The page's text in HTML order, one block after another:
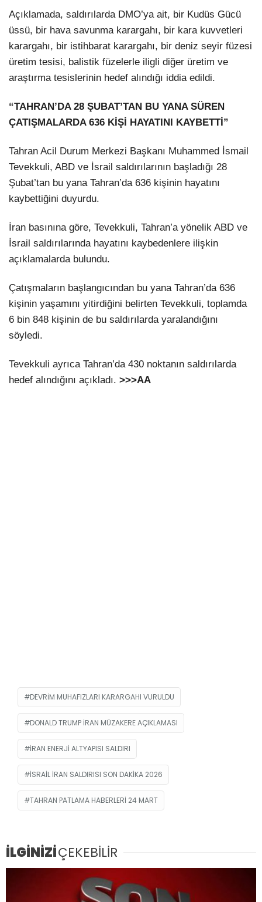
Açıklamada, saldırılarda DMO’ya ait, bir Kudüs Gücü
üssü, bir hava savunma karargahı, bir kara kuvvetleri
karargahı, bir istihbarat karargahı, bir deniz seyir füzesi
üretim tesisi, balistik füzelerle iligli diğer üretim ve
araştırma tesislerinin hedef alındığı iddia edildi.
“TAHRAN’DA 28 ŞUBAT’TAN BU YANA SÜREN
ÇATIŞMALARDA 636 KİŞİ HAYATINI KAYBETTİ”
Tahran Acil Durum Merkezi Başkanı Muhammed İsmail
Tevekkuli, ABD ve İsrail saldırılarının başladığı 28
Şubat’tan bu yana Tahran’da 636 kişinin hayatını
kaybettiğini duyurdu.
İran basınına göre, Tevekkuli, Tahran’a yönelik ABD ve
İsrail saldırılarında hayatını kaybedenlere ilişkin
açıklamalarda bulundu.
Çatışmaların başlangıcından bu yana Tahran’da 636
kişinin yaşamını yitirdiğini belirten Tevekkuli, toplamda
6 bin 848 kişinin de bu saldırılarda yaralandığını
söyledi.​​​​​​​
Tevekkuli ayrıca Tahran’da 430 noktanın saldırılarda
hedef alındığını açıkladı.​​​​​​​ >>>AA
DEVRIM MUHAFIZLARI KARARGAHI VURULDU
DONALD TRUMP IRAN MÜZAKERE AÇIKLAMASI
IRAN ENERJI ALTYAPISI SALDIRI
ISRAIL IRAN SALDIRISI SON DAKIKA 2026
TAHRAN PATLAMA HABERLERI 24 MART
İLGİNİZİÇEKEBİLİR